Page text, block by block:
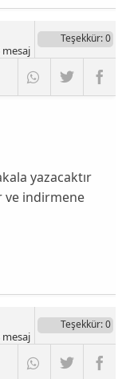
Teşekkür: 0
mesaj
yazacaktır
ve indirmene
Teşekkür: 0
mesaj